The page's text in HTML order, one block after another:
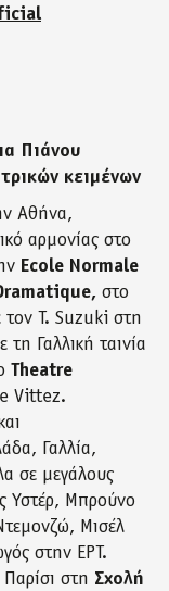
Πιάνου
κειμένων
Αθήνα,
αρμονίας στο
Ecole Normale
, στο
τον T. Suzuki στη
Γαλλική ταινία
Theatre
Vittez.
Γαλλία,
σε μεγάλους
Υστέρ, Μπρούνο
Μισέλ
στην ΕΡΤ.
στη Σχολή